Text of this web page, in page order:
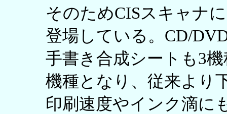
そのためCISスキャナ
登場している。CD/
手書き合成シートも3
機種となり、従来より
印刷速度やインク滴に